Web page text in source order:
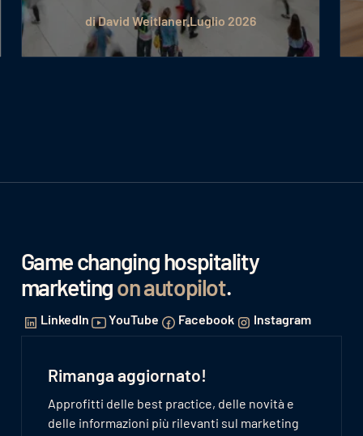
di David WeitlanerLuglio 2026
Game changing hospitality
marketingon autopilot.
LinkedIn YouTube Facebook Instagram
Rimanga aggiornato!
Approfitti delle best practice, delle novità e
delle informazioni più rilevanti sul marketing